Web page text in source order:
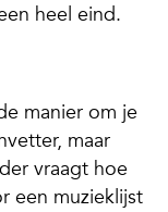
heel eind.
manier om je
maar
vraagt hoe
een muzieklijst